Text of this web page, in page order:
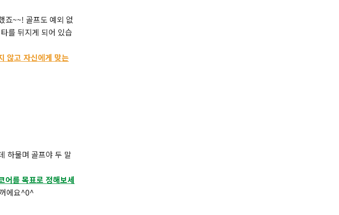
죠~~! 골프도 예외 없
를 뒤지게 되어 있습
않고 자신에게 맞는
하물며 골프야 두 말
어를 목표로 정해보세
에요^0^